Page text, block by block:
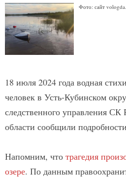
Фото: сайт
18 июля 2024 года водная
человек в Усть-Кубинском
следственного управления СК
области сообщили
Напомним, что трагедия
озере. По данным